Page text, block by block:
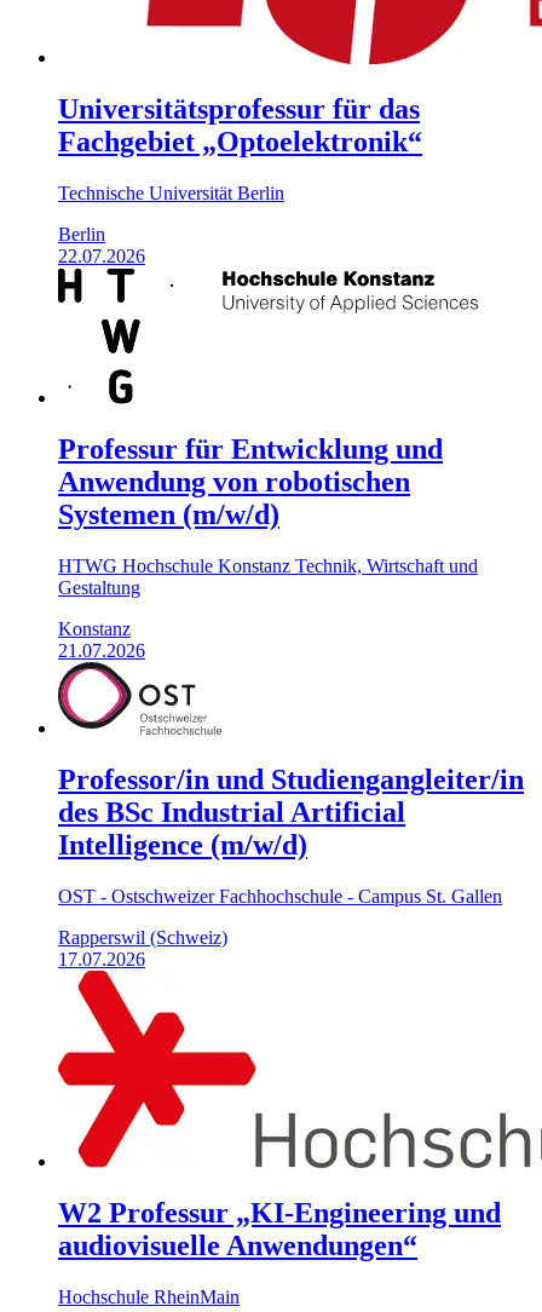
Universitäts­professur für das
Fachgebiet „Optoelektronik“
Technische Universität Berlin
Berlin
22.07.2026
Professur für Entwicklung und
Anwendung von robotischen
Systemen (m/w/d)
HTWG Hochschule Konstanz Technik, Wirtschaft und
Gestaltung
Konstanz
21.07.2026
Professor/in und Studiengangleiter/in
des BSc Industrial Artificial
Intelligence (m/w/d)
OST - Ostschweizer Fachhochschule - Campus St. Gallen
Rapperswil (Schweiz)
17.07.2026
W2 Professur „KI-Engineering und
audiovisuelle Anwendungen“
Hochschule RheinMain